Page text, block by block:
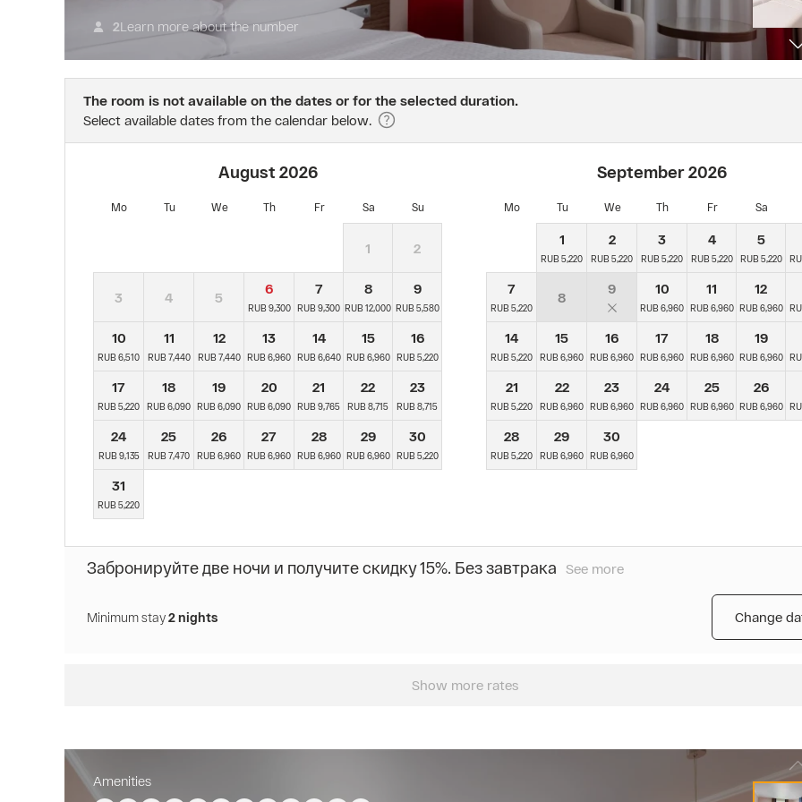
2Learn more about the number
The room is not available on the dates or for the selected duration.
Select available dates from the calendar below.
August 2026
Mo Tu We Th Fr Sa Su
1 2
3 4 5
6
RUB 9,300
7
RUB 9,300
8
RUB 12,000
9
RUB 5,580
10
RUB 6,510
11
RUB 7,440
12
RUB 7,440
13
RUB 6,960
14
RUB 6,640
15
RUB 6,960
16
RUB 5,220
17
RUB 5,220
18
RUB 6,090
19
RUB 6,090
20
RUB 6,090
21
RUB 9,765
22
RUB 8,715
23
RUB 8,715
24
RUB 9,135
25
RUB 7,470
26
RUB 6,960
27
RUB 6,960
28
RUB 6,960
29
RUB 6,960
30
RUB 5,220
31
RUB 5,220
September2026
Mo Tu We Th Fr Sa
1
RUB 5,220
2
RUB 5,220
3
RUB 5,220
4
RUB 5,220
5
RUB 5,220
7
RUB 5,220
8
9 10
RUB 6,960
11
RUB 6,960
12
RUB 6,960
14
RUB 5,220
15
RUB 6,960
16
RUB 6,960
17
RUB 6,960
18
RUB 6,960
19
RUB 6,960
21
RUB 5,220
22
RUB 6,960
23
RUB 6,960
24
RUB 6,960
25
RUB 6,960
26
RUB 6,960
28
RUB 5,220
29
RUB 6,960
30
RUB 6,960
Забронируйте две ночи и получите скидку 15%. Без завтрака
Бронируйте
проживания.
See more
Minimum stay2 nights Change
Show more rates
Amenities